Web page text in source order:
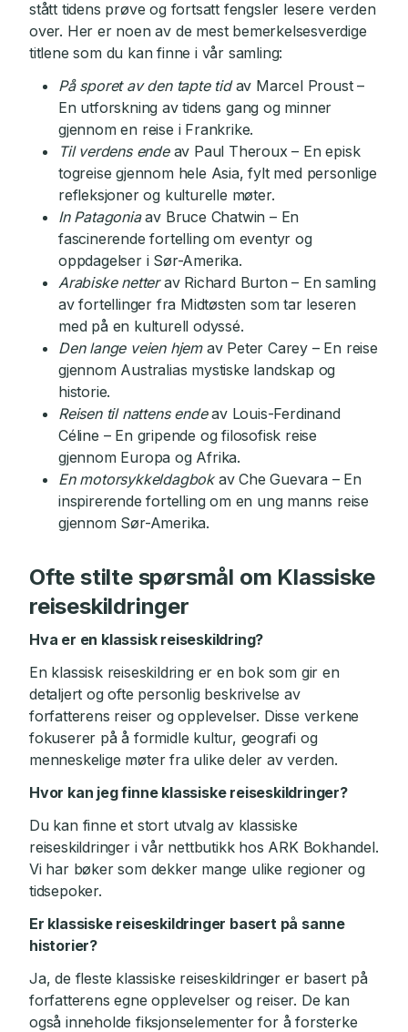
stått tidens prøve og fortsatt fengsler lesere verden
over. Her er noen av de mest bemerkelsesverdige
titlene som du kan finne i vår samling:
På sporet av den tapte tidav Marcel Proust –
En utforskning av tidens gang og minner
gjennom en reise i Frankrike.
Til verdens endeav Paul Theroux – En episk
togreise gjennom hele Asia, fylt med personlige
refleksjoner og kulturelle møter.
In Patagoniaav Bruce Chatwin – En
fascinerende fortelling om eventyr og
oppdagelser i Sør-Amerika.
Arabiske netterav Richard Burton – En samling
av fortellinger fra Midtøsten som tar leseren
med på en kulturell odyssé.
Den lange veien hjemav Peter Carey – En reise
gjennom Australias mystiske landskap og
historie.
Reisen til nattens endeav Louis-Ferdinand
Céline – En gripende og filosofisk reise
gjennom Europa og Afrika.
En motorsykkeldagbokav Che Guevara – En
inspirerende fortelling om en ung manns reise
gjennom Sør-Amerika.
Ofte stilte spørsmål om Klassiske
reiseskildringer
Hva er en klassisk reiseskildring?
En klassisk reiseskildring er en bok som gir en
detaljert og ofte personlig beskrivelse av
forfatterens reiser og opplevelser. Disse verkene
fokuserer på å formidle kultur, geografi og
menneskelige møter fra ulike deler av verden.
Hvor kan jeg finne klassiske reiseskildringer?
Du kan finne et stort utvalg av klassiske
reiseskildringer i vår nettbutikk hos ARK Bokhandel.
Vi har bøker som dekker mange ulike regioner og
tidsepoker.
Er klassiske reiseskildringer basert på sanne
historier?
Ja, de fleste klassiske reiseskildringer er basert på
forfatterens egne opplevelser og reiser. De kan
også inneholde fiksjonselementer for å forsterke